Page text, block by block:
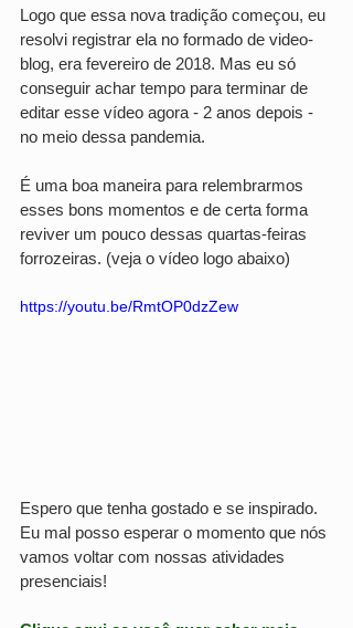
Logo que essa nova tradição começou, eu
resolvi registrar ela no formado de video-
blog, era fevereiro de 2018. Mas eu só
conseguir achar tempo para terminar de
editar esse vídeo agora - 2 anos depois -
no meio dessa pandemia.
É uma boa maneira para relembrarmos
esses bons momentos e de certa forma
reviver um pouco dessas quartas-feiras
forrozeiras. (veja o vídeo logo abaixo)
https://youtu.be/RmtOP0dzZew
Espero que tenha gostado e se inspirado.
Eu mal posso esperar o momento que nós
vamos voltar com nossas atividades
presenciais!